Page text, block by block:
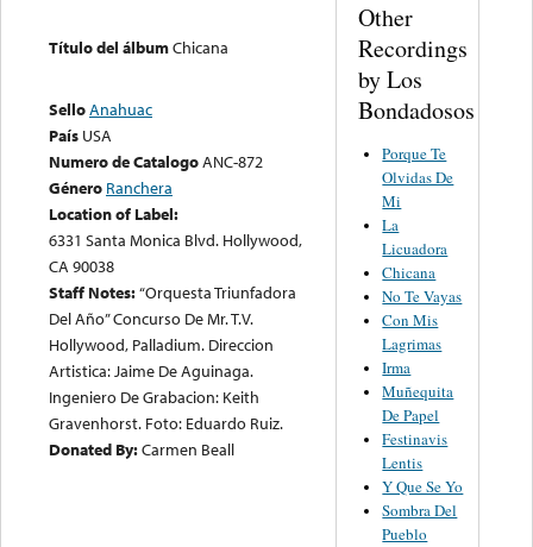
Título del álbumChicana
SelloAnahuac
País USA
Numero de CatalogoANC-872
Género Ranchera
Location of Label:
6331 Santa Monica Blvd. Hollywood,
CA 90038
Staff Notes:“Orquesta Triunfadora
Del Año” Concurso De Mr. T.V.
Hollywood, Palladium. Direccion
Artistica: Jaime De Aguinaga.
Ingeniero De Grabacion: Keith
Gravenhorst. Foto: Eduardo Ruiz.
Donated By:Carmen Beall
Other
Recordings
by Los
Bondadosos
Porque Te
Olvidas De
Mi
La
Licuadora
Chicana
No Te Vayas
Con Mis
Lagrimas
Irma
Muñequita
De Papel
Festinavis
Lentis
Y Que Se Yo
Sombra Del
Pueblo